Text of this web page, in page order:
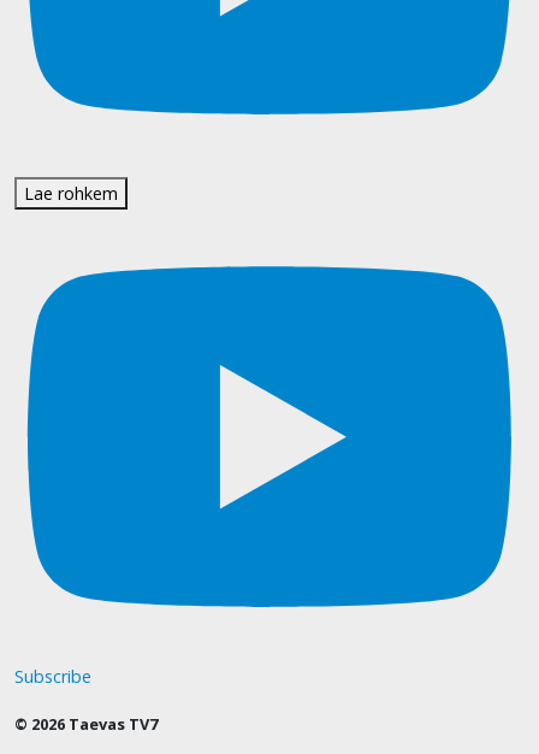
Lae rohkem
Subscribe
© 2026 Taevas TV7